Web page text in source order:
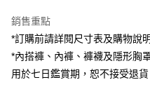
街口支付
Google Pay
大哥付你分期
銷售重點
*訂購前請詳閱尺寸表及購物說
*內搭褲、內褲、褲襪及隱形胸
用於七日鑑賞期，恕不接受退貨